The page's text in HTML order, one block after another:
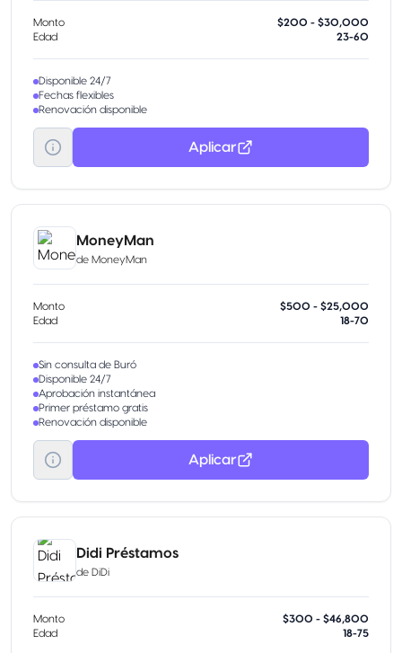
Monto
$200 - $30,000
Edad
23-60
Disponible 24/7
Fechas flexibles
Renovación disponible
Aplicar
MoneyMan
de MoneyMan
Monto
$500 - $25,000
Edad
18-70
Sin consulta de Buró
Disponible 24/7
Aprobación instantánea
Primer préstamo gratis
Renovación disponible
Aplicar
Didi Préstamos
de DiDi
Monto
$300 - $46,800
Edad
18-75